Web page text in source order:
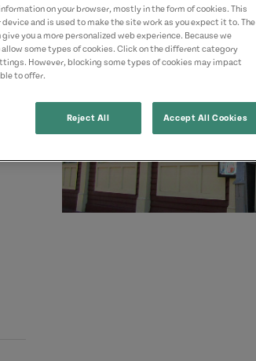
on your browser, mostly in the form of cookies. This
and is used to make the site work as you expect it to. The
you a more personalized web experience. Because we
some types of cookies. Click on the different category
However, blocking some types of cookies may impact
to offer.
Reject All Accept All Cookies